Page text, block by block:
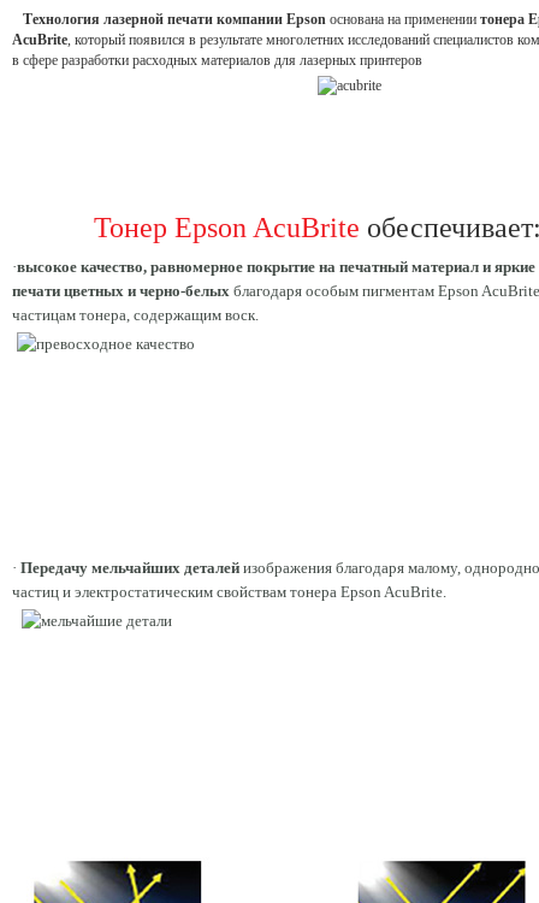
Технология лазерной печати компании Epson основана на применении тонера
AcuBrite, который появился в результате многолетних исследований специалистов
в сфере разработки расходных материалов для лазерных принтеров
Тонер Epson AcuBrite
·высокое качество, равномерное покрытие на печатный материал и яркие
печати цветных и черно-белых благодаря особым пигментам Epson
частицам тонера, содержащим воск.
· Передачу мельчайших деталей изображения благодаря малому,
частиц и электростатическим свойствам тонера Epson AcuBrite.